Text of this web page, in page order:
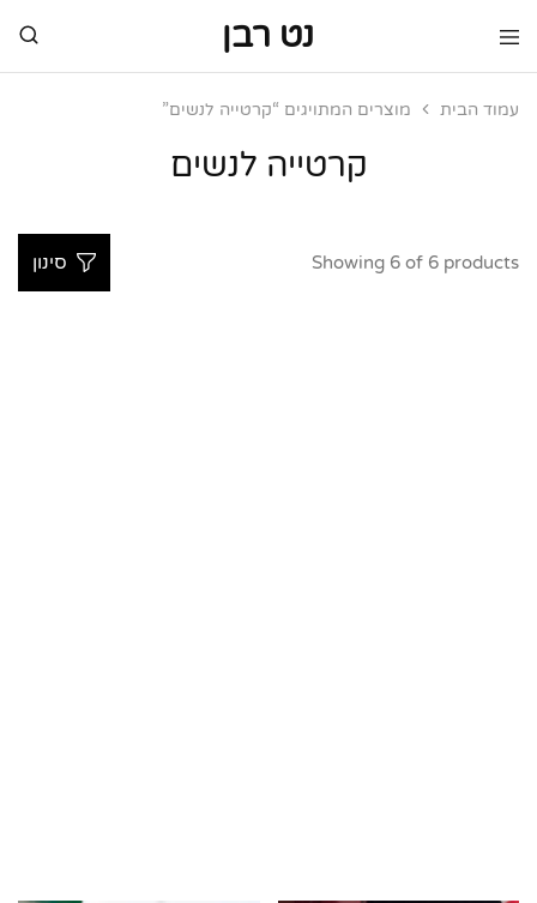
נט רבן
נט
מותגי
מותגי
עמוד הבית מוצרים המתויגים “קרטייה לנשים”
קרטייה לנשים
Showing 6 of 6 products